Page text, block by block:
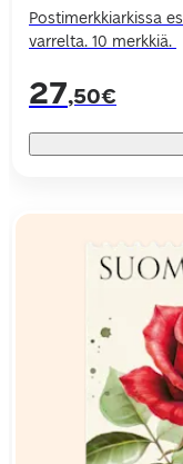
Postimerkkiarkissa
varrelta.
27,50€